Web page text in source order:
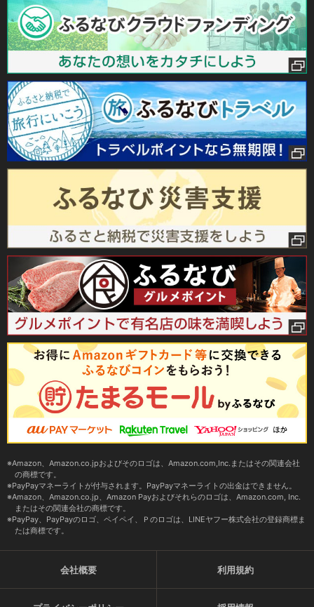
Amazon、Amazon.co.jpおよびそのロゴは、Amazon.com,Inc.またはその関連会社
の商標です。
PayPayマネーライトが付与されます。PayPayマネーライトの出金はできません。
Amazon、Amazon.co.jp、Amazon Payおよびそれらのロゴは、Amazon.com, Inc.
またはその関連会社の商標です。
PayPay、PayPayのロゴ、ペイペイ、Ｐのロゴは、LINEヤフー株式会社の登録商標ま
たは商標です。
会社概要 利用規約